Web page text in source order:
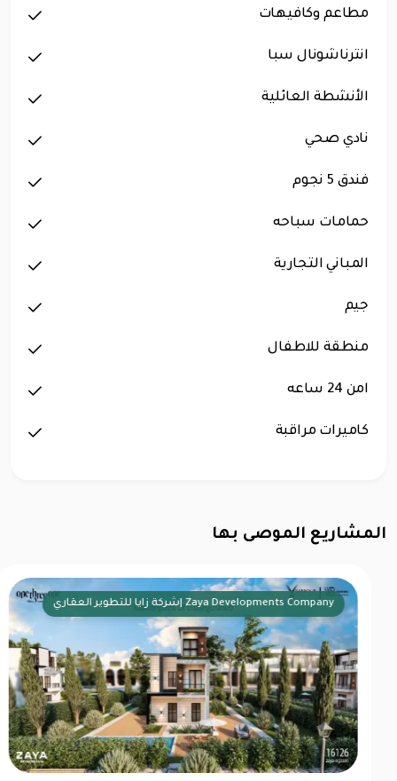
مطاعم وكافيهات
انترناشونال سبا
الأنشطة العائلية
نادي صحي
فندق 5 نجوم
حمامات سباحه
المباني التجارية
جيم
منطقة للاطفال
امن 24 ساعه
كاميرات مراقبة
المشاريع الموصى بها
مباني ادريس للتطوير العقاري